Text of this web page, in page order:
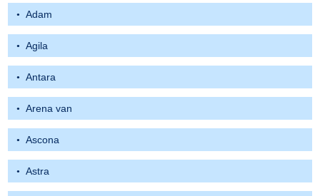
Adam
Agila
Antara
Arena van
Ascona
Astra